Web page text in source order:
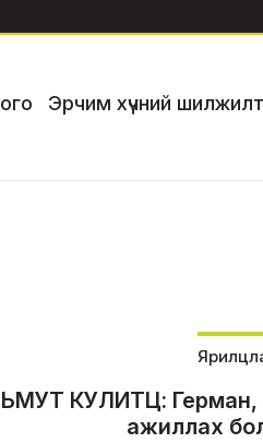
Эрчим хүчний шилжилт
КУЛИТЦ: Герман,
ажиллах